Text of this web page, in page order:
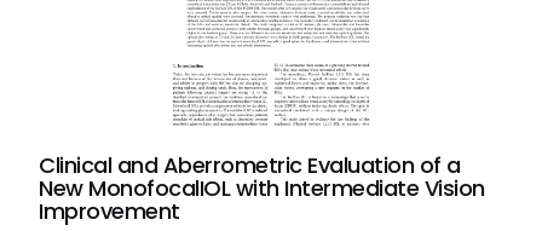
Clinical and Aberrometric Evaluation of a
New MonofocalIOL with Intermediate Vision
Improvement